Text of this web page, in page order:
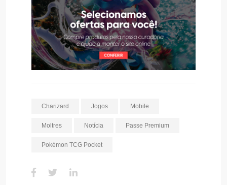
Charizard Jogos Mobile
Moltres Notícia Passe Premium
Pokémon TCG Pocket